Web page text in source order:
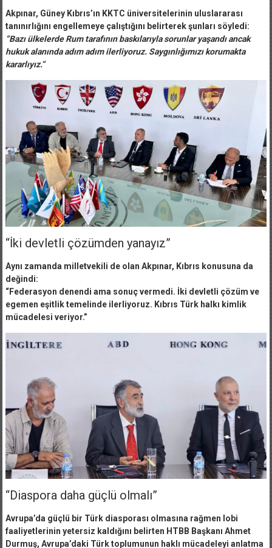
Akpınar, Güney Kıbrıs’ın KKTC üniversitelerinin uluslararası
tanınırlığını engellemeye çalıştığını belirterek şunları söyledi:
“Bazı ülkelerde Rum tarafının baskılarıyla sorunlar yaşandı ancak
hukuk alanında adım adım ilerliyoruz. Saygınlığımızı korumakta
kararlıyız.”
“İki devletli çözümden yanayız”
Aynı zamanda milletvekili de olan Akpınar, Kıbrıs konusuna da
değindi:
“Federasyon denendi ama sonuç vermedi. İki devletli çözüm ve
egemen eşitlik temelinde ilerliyoruz. Kıbrıs Türk halkı kimlik
mücadelesi veriyor.”
“Diaspora daha güçlü olmalı”
Avrupa’da güçlü bir Türk diasporası olmasına rağmen lobi
faaliyetlerinin yetersiz kaldığını belirten HTBB Başkanı Ahmet
Durmuş, Avrupa’daki Türk toplumunun haklı mücadeleyi anlatma